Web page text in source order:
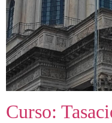
Curso: